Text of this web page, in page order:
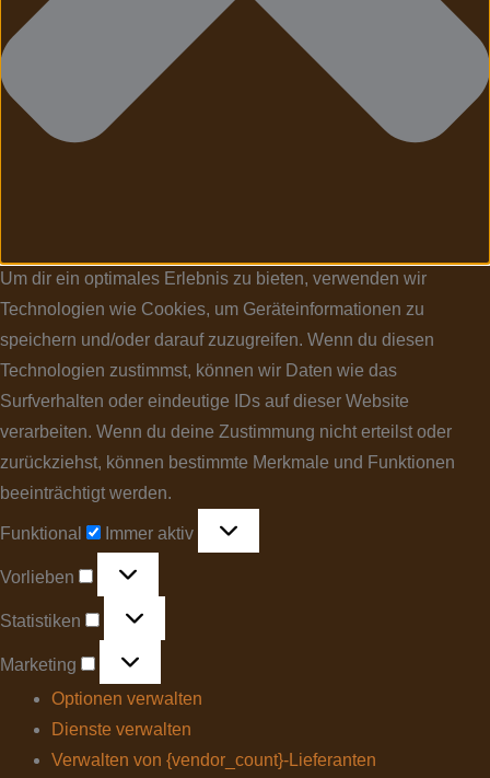
Um dir ein optimales Erlebnis zu bieten, verwenden wir
Technologien wie Cookies, um Geräteinformationen zu
speichern und/oder darauf zuzugreifen. Wenn du diesen
Technologien zustimmst, können wir Daten wie das
Surfverhalten oder eindeutige IDs auf dieser Website
verarbeiten. Wenn du deine Zustimmung nicht erteilst oder
zurückziehst, können bestimmte Merkmale und Funktionen
beeinträchtigt werden.
Funktional Immer aktiv
Vorlieben
Statistiken
Marketing
Optionen verwalten
Dienste verwalten
Verwalten von {vendor_count}-Lieferanten